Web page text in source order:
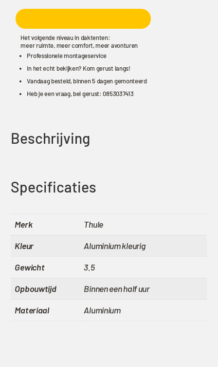
Het volgende niveau in daktenten:
meer ruimte, meer comfort, meer avonturen
Professionele montageservice
In het echt bekijken? Kom gerust langs!
Vandaag besteld, binnen 5 dagen gemonteerd
Heb je een vraag, bel gerust:0853037413
Beschrijving
Specificaties
Merk
Thule
Kleur
Aluminium kleurig
Gewicht
3.5
Opbouwtijd
Binnen een half uur
Materiaal
Aluminium